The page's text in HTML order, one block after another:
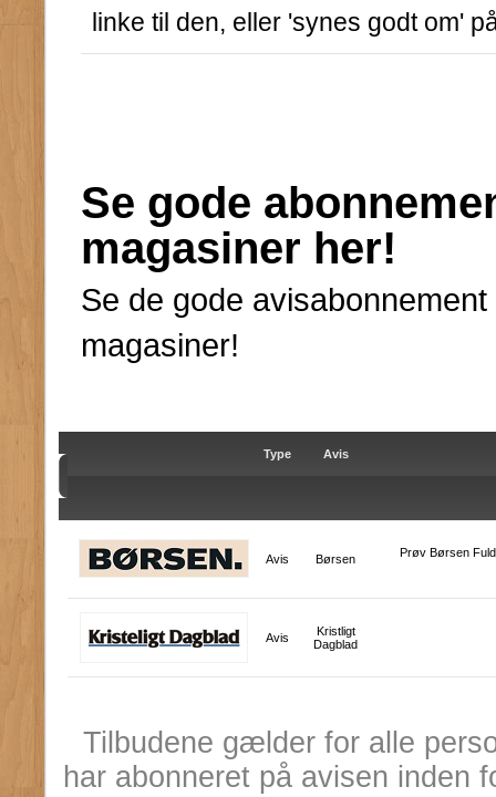
linke til den, eller 'synes godt om'
Se gode
magasiner her!
Se de gode
magasiner!
Type Avis
Avis Børsen Prøv Børsen
Avis
Kristligt
Dagblad
Tilbudene gælder for alle
har abonneret på avisen inden